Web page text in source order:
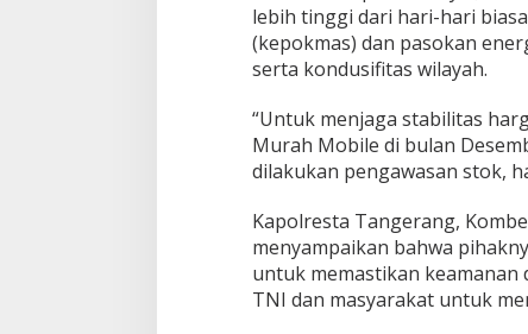
lebih tinggi dari hari-hari
(kepokmas) dan pasokan
serta kondusifitas wilayah.
“Untuk menjaga stabilitas
Murah Mobile di bulan
dilakukan pengawasan stok,
Kapolresta Tangerang,
menyampaikan bahwa
untuk memastikan keamanan
TNI dan masyarakat untuk